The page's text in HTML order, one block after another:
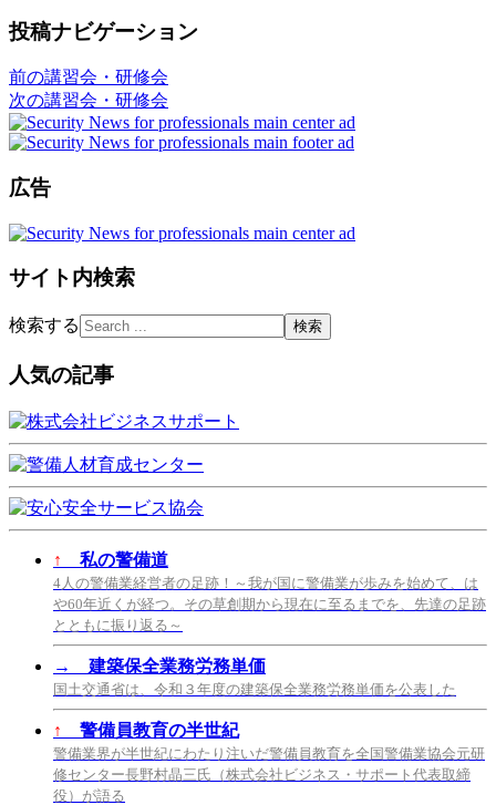
投稿ナビゲーション
前の講習会・研修会
次の講習会・研修会
広告
サイト内検索
検索する
人気の記事
↑ 私の警備道
4人の警備業経営者の足跡！～我が国に警備業が歩みを始めて、は
や60年近くが経つ。その草創期から現在に至るまでを、先達の足跡
とともに振り返る～
→ 建築保全業務労務単価
国土交通省は、令和３年度の建築保全業務労務単価を公表した
↑ 警備員教育の半世紀
警備業界が半世紀にわたり注いだ警備員教育を全国警備業協会元研
修センター長野村晶三氏（株式会社ビジネス・サポート代表取締
役）が語る